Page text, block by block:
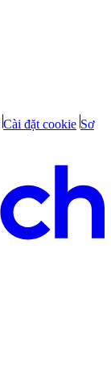
Cài đặt cookie Sơ